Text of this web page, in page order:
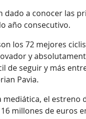
a conocer las
año consecutivo.
los 72 mejores
y
de seguir y más
Pavia.
el estreno
millones de euros